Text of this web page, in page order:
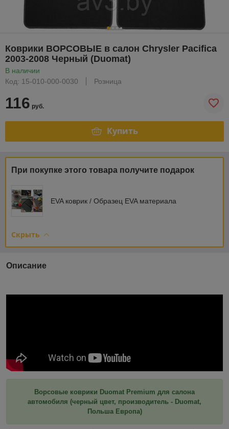
Коврики ВОРСОВЫЕ в салон Chrysler Pacifica
2003-2008 Черный (Duomat)
В наличии
Код: 15-010-000-0030
Розница
116 руб.
Купить
При покупке этого товара получите подарок
EVA коврик / Образец EVA материала
Скрыть
Описание
Ворсовые коврики Duomat Premium для салона
автомобиля (черный цвет, производитель - Duomat,
Польша Европа)